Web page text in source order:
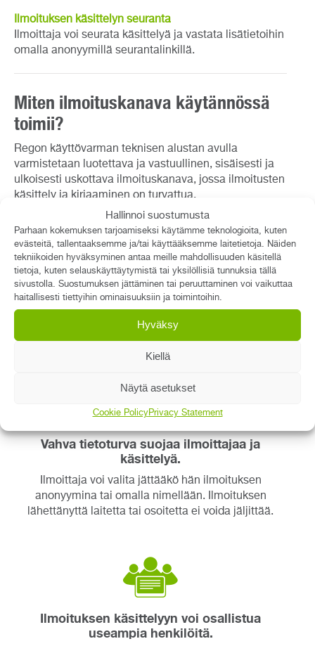
Hallinnoi suostumusta
Parhaan kokemuksen tarjoamiseksi käytämme teknologioita, kuten
evästeitä, tallentaaksemme ja/tai käyttääksemme laitetietoja. Näiden
tekniikoiden hyväksyminen antaa meille mahdollisuuden käsitellä
tietoja, kuten selauskäyttäytymistä tai yksilöllisiä tunnuksia tällä
sivustolla. Suostumuksen jättäminen tai peruuttaminen voi vaikuttaa
haitallisesti tiettyihin ominaisuuksiin ja toimintoihin.
Hyväksy
Kiellä
Näytä asetukset
Cookie PolicyPrivacy Statement
Ilmoituksen käsittelyn seuranta
Ilmoittaja voi seurata käsittelyä ja vastata lisätietoihin
omalla anonyymillä seurantalinkillä.
Miten ilmoituskanava käytännössä
toimii?
Regon käyttövarman teknisen alustan avulla
varmistetaan luotettava ja vastuullinen, sisäisesti ja
ulkoisesti uskottava ilmoituskanava, jossa ilmoitusten
käsittely ja kirjaaminen on turvattua.
Joustava ja helppo ilmoittaminen.
Ilmoitus voidaan tehdä millä päätelaitteella tahansa ja
Vahva tietoturva suojaa ilmoittajaa ja
käsittelyä.
Ilmoittaja voi valita jättääkö hän ilmoituksen
anonyymina tai omalla nimellään. Ilmoituksen
lähettänyttä laitetta tai osoitetta ei voida jäljittää.
Ilmoituksen käsittelyyn voi osallistua
useampia henkilöitä.